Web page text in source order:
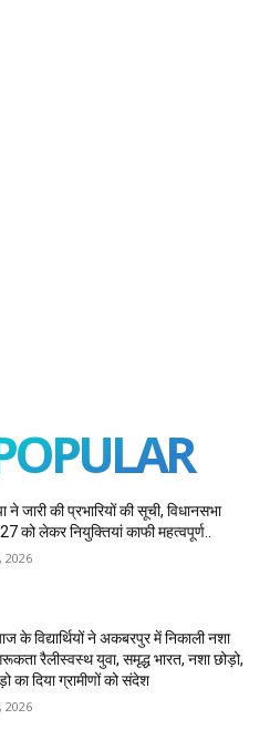
ने जारी की प्रभारियों की सूची, विधानसभा
को लेकर नियुक्तियां काफी महत्वपूर्ण..
2026
के विद्यार्थियों ने अकबरपुर में निकाली नशा
रैलीस्वस्थ युवा, समृद्ध भारत, नशा छोड़ो,
का दिया ग्रामीणों को संदेश
2026